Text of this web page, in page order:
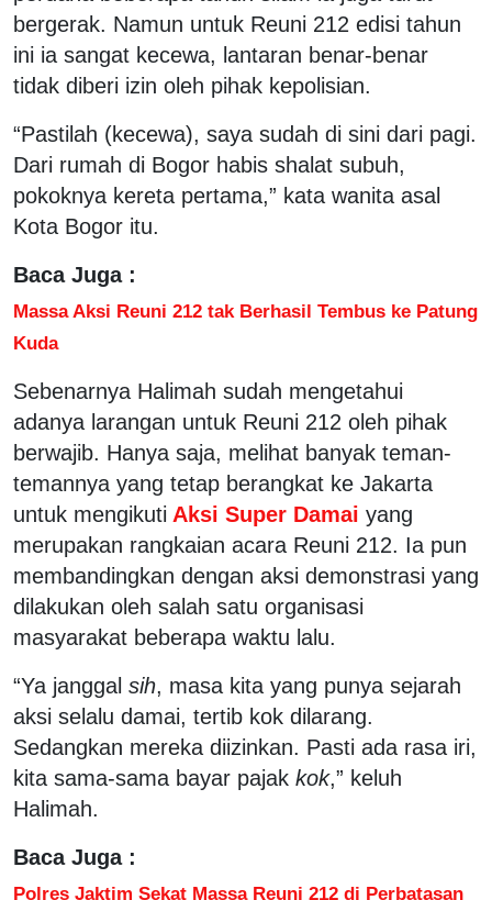
bergerak. Namun untuk Reuni 212 edisi tahun
ini ia sangat kecewa, lantaran benar-benar
tidak diberi izin oleh pihak kepolisian.
“Pastilah (kecewa), saya sudah di sini dari pagi.
Dari rumah di Bogor habis shalat subuh,
pokoknya kereta pertama,” kata wanita asal
Kota Bogor itu.
Baca Juga :
Massa Aksi Reuni 212 tak Berhasil Tembus ke Patung
Kuda
Sebenarnya Halimah sudah mengetahui
adanya larangan untuk Reuni 212 oleh pihak
berwajib. Hanya saja, melihat banyak teman-
temannya yang tetap berangkat ke Jakarta
untuk mengikuti Aksi Super Damai yang
merupakan rangkaian acara Reuni 212. Ia pun
membandingkan dengan aksi demonstrasi yang
dilakukan oleh salah satu organisasi
masyarakat beberapa waktu lalu.
“Ya janggal sih, masa kita yang punya sejarah
aksi selalu damai, tertib kok dilarang.
Sedangkan mereka diizinkan. Pasti ada rasa iri,
kita sama-sama bayar pajak kok,” keluh
Halimah.
Baca Juga :
Polres Jaktim Sekat Massa Reuni 212 di Perbatasan